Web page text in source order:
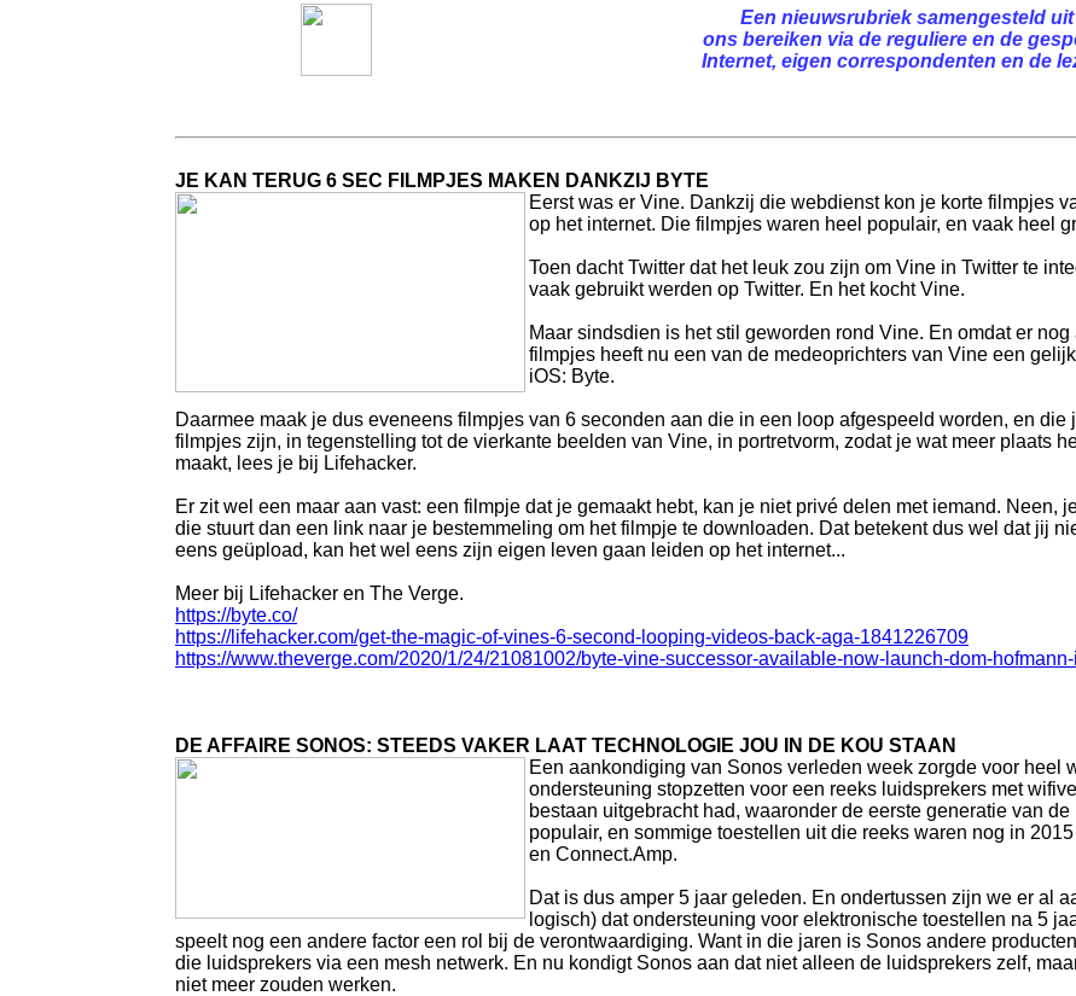
Een nieuwsrubriek samengesteld
ons bereiken via de reguliere en de
Internet, eigen correspondenten en de
JE KAN TERUG 6 SEC FILMPJES MAKEN DANKZIJ BYTE
Eerst was er Vine. Dankzij die webdienst kon je korte filmpjes
op het internet. Die filmpjes waren heel populair, en vaak heel
Toen dacht Twitter dat het leuk zou zijn om Vine in Twitter te
vaak gebruikt werden op Twitter. En het kocht Vine.
Maar sindsdien is het stil geworden rond Vine. En omdat er
filmpjes heeft nu een van de medeoprichters van Vine een
iOS: Byte.
Daarmee maak je dus eveneens filmpjes van 6 seconden aan die in een loop afgespeeld worden, en
filmpjes zijn, in tegenstelling tot de vierkante beelden van Vine, in portretvorm, zodat je wat meer plaats
maakt, lees je bij Lifehacker.
Er zit wel een maar aan vast: een filmpje dat je gemaakt hebt, kan je niet privé delen met iemand. Neen,
die stuurt dan een link naar je bestemmeling om het filmpje te downloaden. Dat betekent dus wel dat jij
eens geüpload, kan het wel eens zijn eigen leven gaan leiden op het internet...
Meer bij Lifehacker en The Verge.
https://byte.co/
https://lifehacker.com/get-the-magic-of-vines-6-second-looping-videos-back-aga-1841226709
https://www.theverge.com/2020/1/24/21081002/byte-vine-successor-available-now-launch-dom-
DE AFFAIRE SONOS: STEEDS VAKER LAAT TECHNOLOGIE JOU IN DE KOU STAAN
Een aankondiging van Sonos verleden week zorgde voor heel
ondersteuning stopzetten voor een reeks luidsprekers met
bestaan uitgebracht had, waaronder de eerste generatie van
populair, en sommige toestellen uit die reeks waren nog in
en Connect.Amp.
Dat is dus amper 5 jaar geleden. En ondertussen zijn we er al
logisch) dat ondersteuning voor elektronische toestellen na 5
speelt nog een andere factor een rol bij de verontwaardiging. Want in die jaren is Sonos andere
die luidsprekers via een mesh netwerk. En nu kondigt Sonos aan dat niet alleen de luidsprekers zelf,
niet meer zouden werken.